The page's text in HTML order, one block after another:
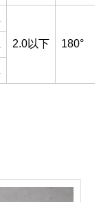
2.0以下 180°